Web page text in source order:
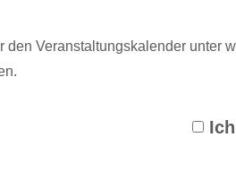
den Veranstaltungskalender unter